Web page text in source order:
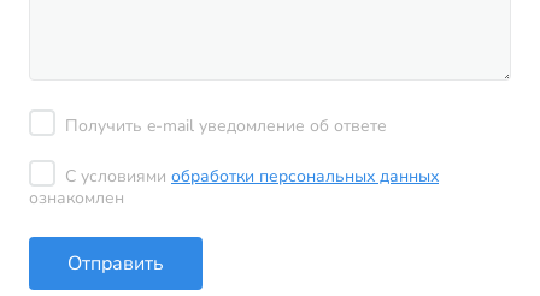
Получить e-mail уведомление об ответе
С условиями обработки персональных данных
ознакомлен
Отправить